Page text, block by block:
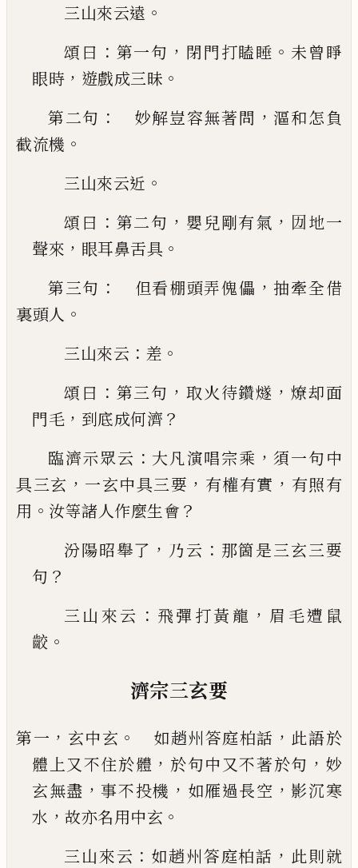
三山來云遠 。
頌曰 ： 第一句 ， 閉門打瞌睡 。 未曾睜
眼時 ， 遊戲成三昧 。
第二句 ： 妙解豈容無著問 ，漚和怎負
截流機 。
三山來云近 。
頌曰 ： 第二句 ， 嬰兒剛有氣 ， 㘞地一
聲來 ， 眼耳鼻舌具 。
第三句 ： 但看棚頭弄傀儡 ， 抽牽全借
裏頭人 。
三山來云 ： 差 。
頌曰 ： 第三句 ， 取火待鑽燧 ， 燎却面
門毛 ， 到底成何濟 ？
臨濟示眾云 ： 大凡演唱宗乘 ， 須一句中
具三玄 ， 一玄中具三要 ， 有權有實 ， 有照有
用 。 汝等諸人作麼生會 ？
汾陽昭舉了 ， 乃云 ： 那箇是三玄三要
句 ？
三山來云 ： 飛彈打黃龍 ， 眉毛遭鼠
齩 。
濟宗三玄要
第一 ， 玄中玄 。 如趙州答庭柏話 ， 此語於
體上又不住於體 ， 於句中又不著於句 ， 妙
玄無盡 ，事不投機 ， 如雁過長空 ， 影沉寒
水 ， 故亦名用中玄 。
三山來云 ： 如趙州答庭柏話 ， 此則就